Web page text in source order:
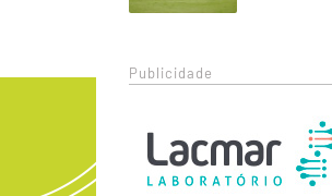
Publicidade